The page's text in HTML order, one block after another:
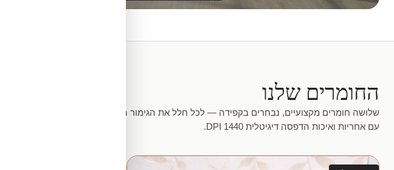
החומרים שלנו
שלושה חומרים מקצועיים, נבחרים בקפידה — לכל חלל את הגימור המתאים. כל החומרים שלנו מגיעים
עם אחריות ואיכות הדפסה דיגיטלית 1440 DPI.